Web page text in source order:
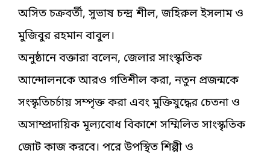
অসিত চক্রবর্তী, সুভাষ চন্দ্র শীল, জহিরুল ইসলাম ও
মুজিবুর রহমান বাবুল।
অনুষ্ঠানে বক্তারা বলেন, জেলার সাংস্কৃতিক
আন্দোলনকে আরও গতিশীল করা, নতুন প্রজন্মকে
সংস্কৃতিচর্চায় সম্পৃক্ত করা এবং মুক্তিযুদ্ধের চেতনা ও
অসাম্প্রদায়িক মূল্যবোধ বিকাশে সম্মিলিত সাংস্কৃতিক
জোট কাজ করবে। পরে উপস্থিত শিল্পী ও